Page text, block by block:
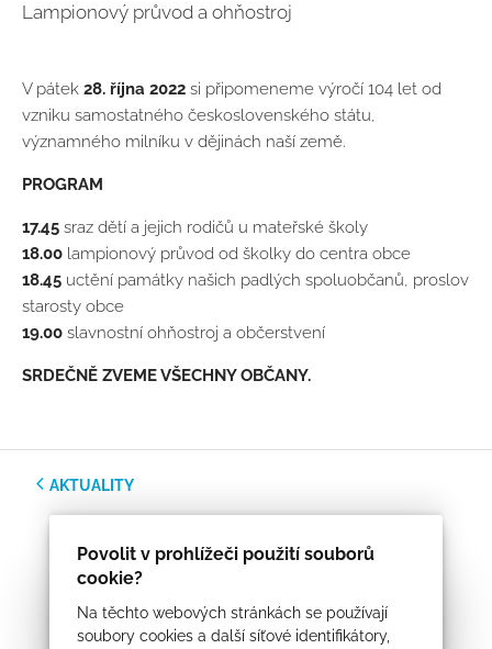
Povolit v prohlížeči použití souborů
cookie?
Na těchto webových stránkách se používají
soubory cookies a další síťové identifikátory,
Lampionový průvod a ohňostroj
V pátek 28. října 2022 si připomeneme výročí 104 let od
vzniku samostatného československého státu,
významného milníku v dějinách naší země.
PROGRAM
17.45 sraz dětí a jejich rodičů u mateřské školy
18.00 lampionový průvod od školky do centra obce
18.45 uctění památky našich padlých spoluobčanů, proslov
starosty obce
19.00 slavnostní ohňostroj a občerstvení
SRDEČNĚ ZVEME VŠECHNY OBČANY.
AKTUALITY